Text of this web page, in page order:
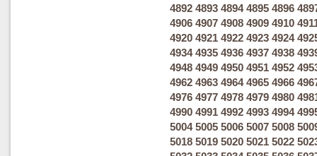
4892 4893 4894 4895 4896
4906 4907 4908 4909 4910
4920 4921 4922 4923 4924
4934 4935 4936 4937 4938
4948 4949 4950 4951 4952
4962 4963 4964 4965 4966
4976 4977 4978 4979 4980
4990 4991 4992 4993 4994
5004 5005 5006 5007 5008
5018 5019 5020 5021 5022